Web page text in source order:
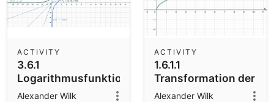
3.6.1
Logarithmusfunktion
als
ACTIVITY
Alexander Wilk
1.6.1.1
Transformation der
Wurzelfunktion
ACTIVITY
Alexander Wilk